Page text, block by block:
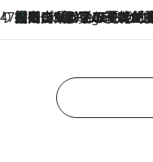
47都道府県の手みやげ ひんやりスイーツで夏を満喫
5 Hours Ago
【岡山県】この夏絶対食べたい 冷やしておいしいおやつ3選 フルーツが主役のプリンやアイスが勢揃い